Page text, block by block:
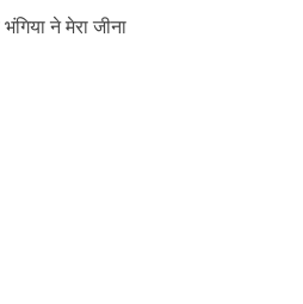
ने मेरा जीना